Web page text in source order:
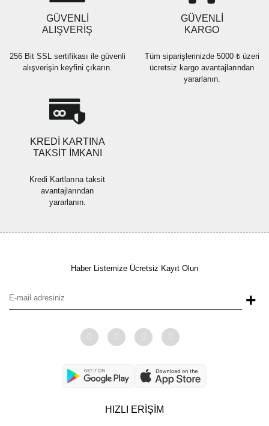
Ürün fiyatı diğer sitelerden daha pahalı.
Bu ürüne benzer farklı alternatifler olmalı.
GÜVENLİ
ALIŞVERİŞ
256 Bit SSL sertifikası ile güvenli
alışverişin keyfini çıkarın.
GÜVENLİ
KARGO
Tüm siparişlerinizde 5000 ₺ üzeri
ücretsiz kargo avantajlarından
yararlanın.
KREDİ KARTINA
TAKSİT İMKANI
Kredi Kartlarına taksit
avantajlarından
yararlanın.
Haber Listemize Ücretsiz Kayıt Olun
+
HIZLI ERİŞİM